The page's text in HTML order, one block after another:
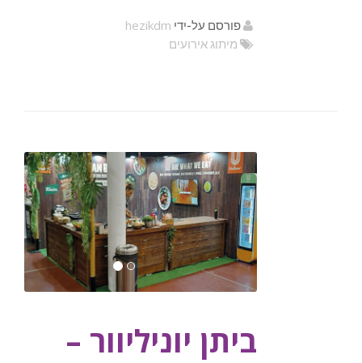
פורסם על-ידי hezikdm
מיתוג אירועים
ביתן יוניליוור –